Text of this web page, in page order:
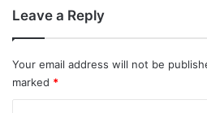
Leave a Reply
Your email address will not be
marked *